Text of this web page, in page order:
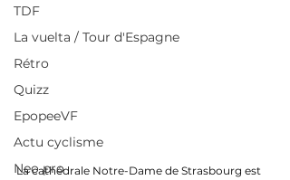
TDF
La vuelta / Tour d'Espagne
Rétro
Quizz
EpopeeVF
Actu cyclisme
Neo pro
La cathédrale Notre-Dame de Strasbourg est